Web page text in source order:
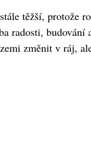
těžší, protože
radosti,
změnit v ráj,